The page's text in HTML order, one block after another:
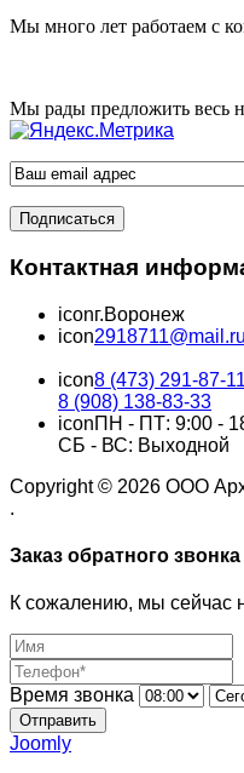
Мы много лет работаем с
Мы рады предложить весь
Контактная
iconг.Воронеж
icon2918711@mail.ru
icon8 (473) 291-87-11
8 (908) 138-83-33
iconПН - ПТ: 9:00 -
СБ - ВС: Выходной
Copyright © 2026 ООО
.
Заказ обратного звонка
К сожалению, мы сейчас
Время звонка
Отправить
Joomly